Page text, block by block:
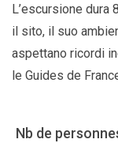
L’escursione
il sito, il suo
aspettano ricordi
le Guides de
Nb de